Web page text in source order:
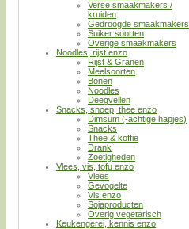
Verse smaakmakers /
kruiden
Gedroogde smaakmakers
Suiker soorten
Overige smaakmakers
Noodles, rijst enzo
Rijst & Granen
Meelsoorten
Bonen
Noodles
Deegvellen
Snacks, snoep, thee enzo
Dimsum (-achtige hapjes)
Snacks
Thee & koffie
Drank
Zoetigheden
Vlees, vis, tofu enzo
Vlees
Gevogelte
Vis enzo
Sojaproducten
Overig vegetarisch
Keukengerei, kennis enzo